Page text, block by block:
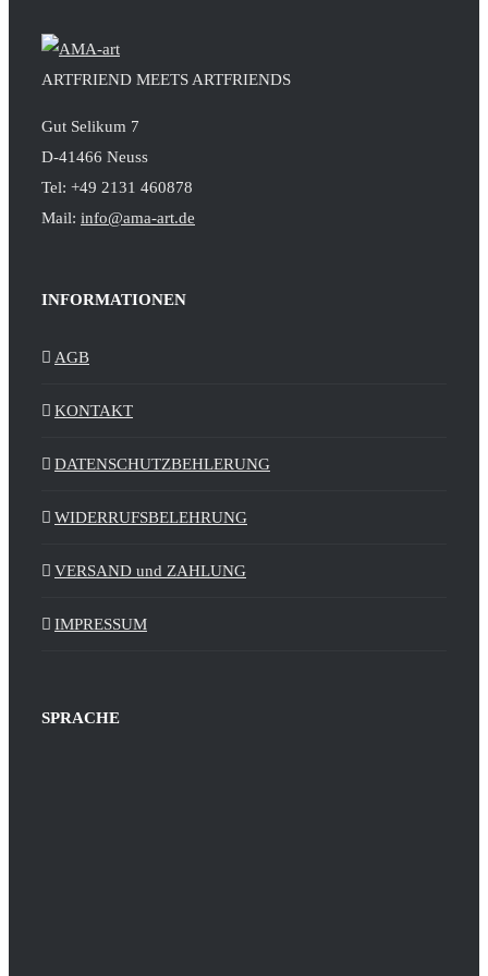
ARTFRIEND MEETS ARTFRIENDS
Gut Selikum 7
D-41466 Neuss
Tel: +49 2131 460878
Mail: info@ama-art.de
INFORMATIONEN
AGB
KONTAKT
DATENSCHUTZBEHLERUNG
WIDERRUFSBELEHRUNG
VERSAND und ZAHLUNG
IMPRESSUM
SPRACHE